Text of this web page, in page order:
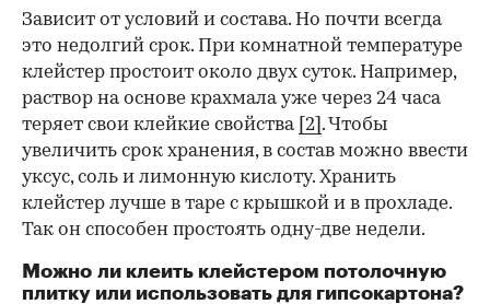
Зависит от условий и состава. Но почти всегда
это недолгий срок. При комнатной температуре
клейстер простоит около двух суток. Например,
раствор на основе крахмала уже через 24 часа
теряет свои клейкие свойства [2] . Чтобы
увеличить срок хранения, в состав можно ввести
уксус, соль и лимонную кислоту. Хранить
клейстер лучше в таре с крышкой и в прохладе.
Так он способен простоять одну-две недели.
Можно ли клеить клейстером потолочную
плитку или использовать для гипсокартона?